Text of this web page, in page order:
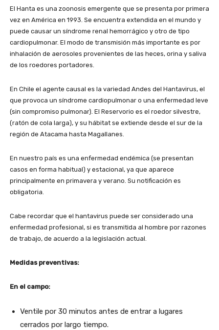
El Hanta es una zoonosis emergente que se presenta por primera
vez en América en 1993. Se encuentra extendida en el mundo y
puede causar un síndrome renal hemorrágico y otro de tipo
cardiopulmonar. El modo de transmisión más importante es por
inhalación de aerosoles provenientes de las heces, orina y saliva
de los roedores portadores.
En Chile el agente causal es la variedad Andes del Hantavirus, el
que provoca un síndrome cardiopulmonar o una enfermedad leve
(sin compromiso pulmonar). El Reservorio es el roedor silvestre,
(ratón de cola larga), y su hábitat se extiende desde el sur de la
región de Atacama hasta Magallanes.
En nuestro país es una enfermedad endémica (se presentan
casos en forma habitual) y estacional, ya que aparece
principalmente en primavera y verano. Su notificación es
obligatoria.
Cabe recordar que el hantavirus puede ser considerado una
enfermedad profesional, si es transmitida al hombre por razones
de trabajo, de acuerdo a la legislación actual.
Medidas preventivas:
En el campo:
Ventile por 30 minutos antes de entrar a lugares
cerrados por largo tiempo.